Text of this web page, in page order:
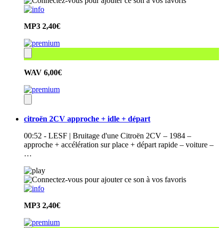
MP3 2,40€
WAV 6,00€
citroën 2CV approche + idle + départ
00:52 - LESF | Bruitage d'une Citroën 2CV – 1984 –
approche + accélération sur place + départ rapide – voiture –
…
MP3 2,40€